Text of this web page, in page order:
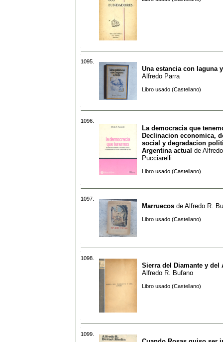
1095.
Una estancia con laguna
Alfredo Parra
Libro usado (Castellano)
1096.
La democracia que
Declinacion economica,
social y degradacion
Argentina actual de
Pucciarelli
Libro usado (Castellano)
1097.
Marruecos de Alfredo R.
Libro usado (Castellano)
1098.
Sierra del Diamante y del
Alfredo R. Bufano
Libro usado (Castellano)
1099.